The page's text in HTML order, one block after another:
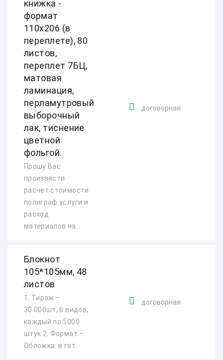
книжка -
формат
110х206 (в
переплете), 80
листов,
переплет 7БЦ,
матовая
ламинация,
перламутровый
выборочный
лак, тиснение
цветной
фольгой.
Прошу Вас
произвести
расчет стоимости
полиграф услуги и
расход
материалов на...
договорная
Блокнот
105*105мм, 48
листов
1. Тираж –
30 000шт, 6 видов;
каждый по 5000
штук 2. Формат –
Обложка: в гот...
договорная